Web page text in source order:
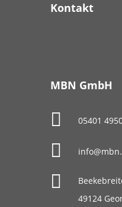
Kontakt
MBN GmbH
 05401


49124